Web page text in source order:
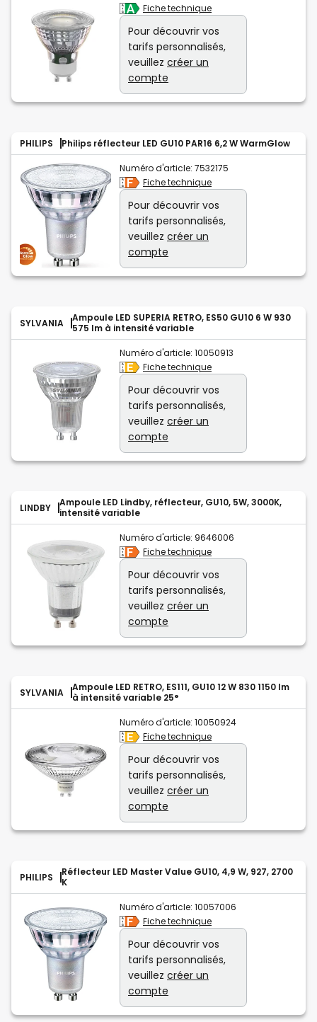
Fiche technique
Pour découvrir vos
tarifs personnalisés,
veuillez créer un
compte
PHILIPS Philips réflecteur LED GU10 PAR16 6,2 W WarmGlow
Numéro d'article: 7532175
Fiche technique
Pour découvrir vos
tarifs personnalisés,
veuillez créer un
compte
SYLVANIA
Ampoule LED SUPERIA RETRO, ES50 GU10 6 W 930
575 lm à intensité variable
Numéro d'article: 10050913
Fiche technique
Pour découvrir vos
tarifs personnalisés,
veuillez créer un
compte
LINDBY
Ampoule LED Lindby, réflecteur, GU10, 5W, 3000K,
intensité variable
Numéro d'article: 9646006
Fiche technique
Pour découvrir vos
tarifs personnalisés,
veuillez créer un
compte
SYLVANIA
Ampoule LED RETRO, ES111, GU10 12 W 830 1150 lm
à intensité variable 25°
Numéro d'article: 10050924
Fiche technique
Pour découvrir vos
tarifs personnalisés,
veuillez créer un
compte
PHILIPS
Réflecteur LED Master Value GU10, 4,9 W, 927, 2700
K
Numéro d'article: 10057006
Fiche technique
Pour découvrir vos
tarifs personnalisés,
veuillez créer un
compte